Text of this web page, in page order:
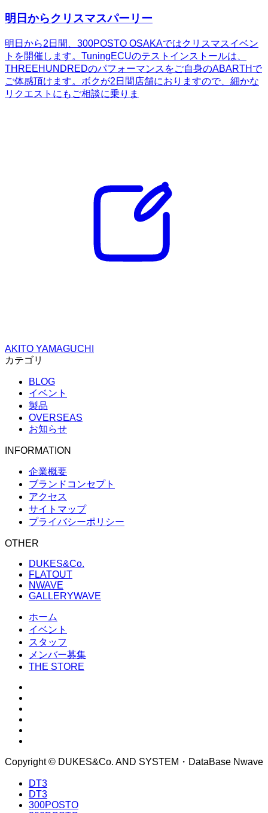
明日からクリスマスパーリー
明日から2日間、300POSTO OSAKAではクリスマスイベン
トを開催します。TuningECUのテストインストールは、
THREEHUNDREDのパフォーマンスをご自身のABARTHで
ご体感頂けます。ボクが2日間店舗におりますので、細かな
リクエストにもご相談に乗りま
AKITO YAMAGUCHI
カテゴリ
BLOG
イベント
製品
OVERSEAS
お知らせ
INFORMATION
企業概要
ブランドコンセプト
アクセス
サイトマップ
プライバシーポリシー
OTHER
DUKES&Co.
FLATOUT
NWAVE
GALLERYWAVE
ホーム
イベント
スタッフ
メンバー募集
THE STORE
Copyright © DUKES&Co. AND SYSTEM・DataBase Nwave
DT3
DT3
300POSTO